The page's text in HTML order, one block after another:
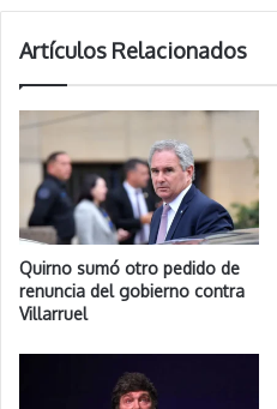
Artículos Relacionados
Quirno sumó otro pedido de
renuncia del gobierno contra
Villarruel